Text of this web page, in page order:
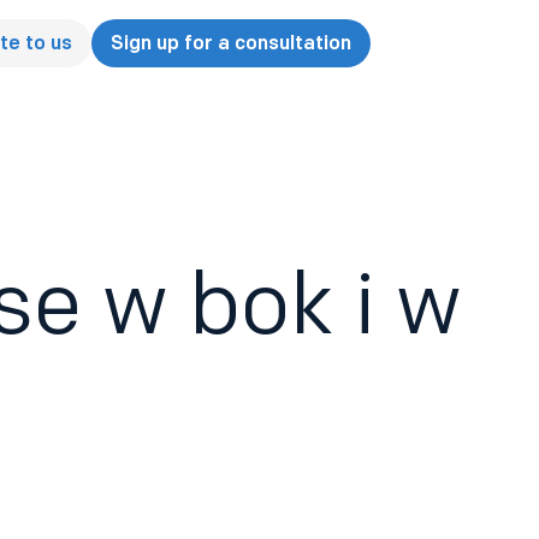
to us Sign up for a consultation
w bok i w